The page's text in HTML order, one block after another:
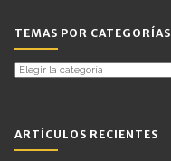
TEMAS POR CATEGORÍAS
Temas
ARTÍCULOS RECIENTES